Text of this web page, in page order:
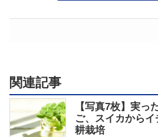
関連記事
【写真7枚】実
ご、スイカから
耕栽培